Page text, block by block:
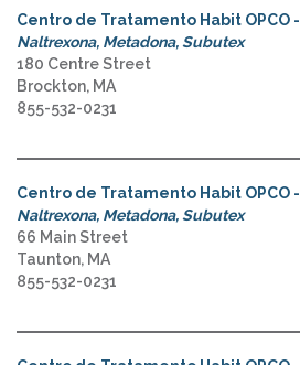
Centro de Tratamento Habit OPCO -
Naltrexona, Metadona, Subutex
180 Centre Street
Brockton, MA
855-532-0231
Centro de Tratamento Habit OPCO -
Naltrexona, Metadona, Subutex
66 Main Street
Taunton, MA
855-532-0231